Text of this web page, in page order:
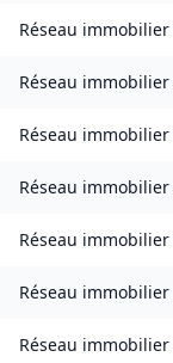
Réseau immobilier
Réseau immobilier
Réseau immobilier
Réseau immobilier
Réseau immobilier
Réseau immobilier
Réseau immobilier